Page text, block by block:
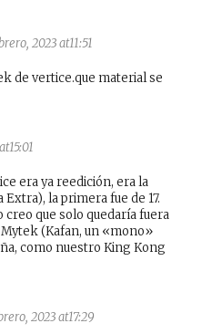
2023 at11:51
de vertice.que material se
era ya reedición, era la
la primera fue de 17.
que solo quedaría fuera
(Kafan, un «mono»
como nuestro King Kong
2023 at17:29